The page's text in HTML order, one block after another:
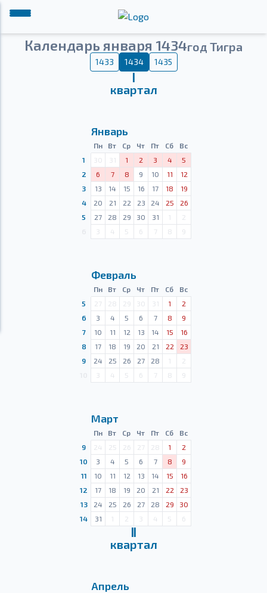
Календарь января 1434год Тигра
1433 1434 1435
Ⅰ
квартал
Январь
Пн Вт Ср Чт Пт Сб
Вс
1
30 31 1 2 3 4
5
2
6 7 8 9 10 11
12
3
13 14 15 16 17 18
19
4
20 21 22 23 24 25
26
5
27 28 29 30 31 1
2
3 4 5 6 7 8 9
Февраль
Пн Вт Ср Чт Пт Сб
Вс
5
27 28 29 30 31 1
2
6
3 4 5 6 7 8
9
7
10 11 12 13 14 15
16
8
17 18 19 20 21 22
23
9
24 25 26 27 28 1
2
3 4 5 6 7 8 9
Март
Пн Вт Ср Чт Пт Сб
Вс
9
24 25 26 27 28 1
2
10
3 4 5 6 7 8
9
11
10 11 12 13 14 15
16
12
17 18 19 20 21 22
23
13
24 25 26 27 28 29
30
14
31 1 2 3 4 5 6
Ⅱ
квартал
Апрель